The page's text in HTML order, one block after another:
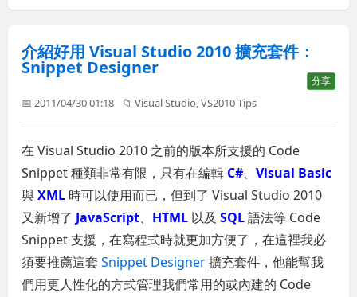
介紹好用 Visual Studio 2010 擴充套件：
Snippet Designer
分享
📅 2011/04/30 01:18 📁Visual Studio,VS2010 Tips
在 Visual Studio 2010 之前的版本所支援的 Code
Snippet 種類非常有限，只有在編輯 C#、Visual Basic
與XML 時可以使用而已，但到了 Visual Studio 2010
又新增了 JavaScript、 HTML 以及SQL語法等 Code
Snippet 支援，在寫程式時就更加方便了，在這裡我必
須要推薦這套Snippet Designer擴充套件，他能幫我
們用更人性化的方式管理我們常用的或內建的 Code